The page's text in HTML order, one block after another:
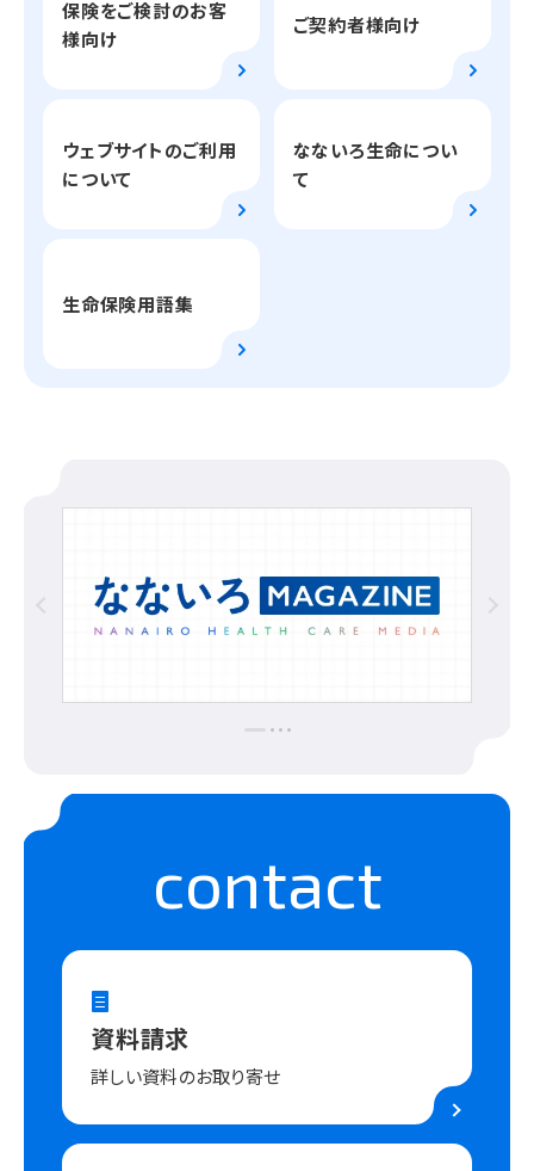
保険をご検討のお客
様向け
ご契約者様向け
ウェブサイトのご利用
について
なないろ生命につい
て
生命保険用語集
contact
資料請求
詳しい資料のお取り寄せ